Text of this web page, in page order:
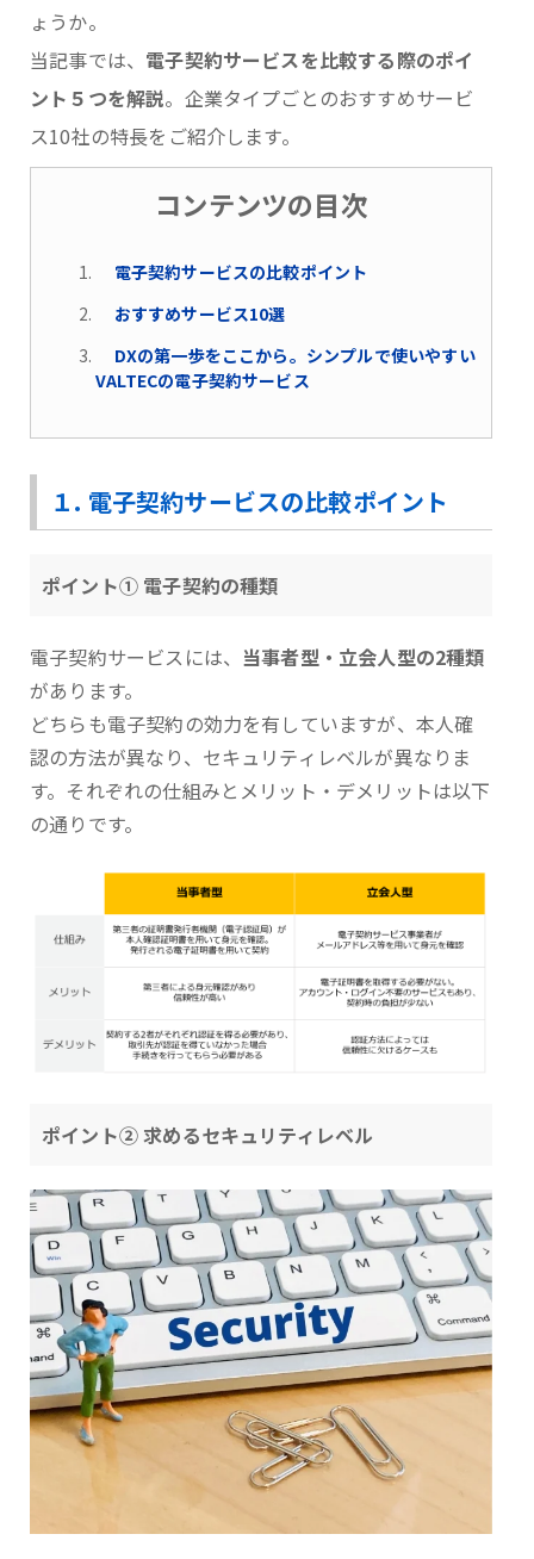
ょうか。
当記事では、 電子契約サービスを比較する際のポイ
ント５つを解説。企業タイプごとのおすすめサービ
ス10社の特長をご紹介します。
コンテンツの目次
電子契約サービスの比較ポイント
おすすめサービス10選
DXの第一歩をここから。シンプルで使いやすい
VALTECの電子契約サービス
１. 電子契約サービスの比較ポイント
ポイント① 電子契約の種類
電子契約サービスには、 当事者型・立会人型の2種類
があります。
どちらも電子契約の効力を有していますが、本人確
認の方法が異なり、セキュリティレベルが異なりま
す。それぞれの仕組みとメリット・デメリットは以下
の通りです。
ポイント② 求めるセキュリティレベル